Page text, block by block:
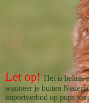
Let op! Het is helaas
wanneer je buiten
importverbod op pups